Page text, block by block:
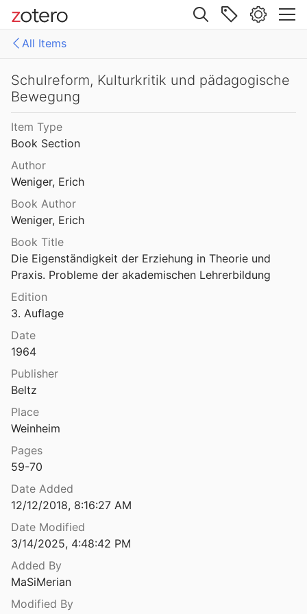
Site navigation
All Items
Gesamtausgabe (KMG)
All Items
1: Klaus Mollenhauer: Werke
3: Archivdokumente
Schulreform, Kulturkritik und pädagogische
Bewegung
Item Type
Book Section
Author
Weniger, Erich
Book Author
Weniger, Erich
Book Title
Die Eigenständigkeit der Erziehung in Theorie und
Praxis. Probleme der akademischen Lehrerbildung
Edition
3. Auflage
Date
1964
Publisher
Beltz
Place
Weinheim
Pages
59-70
Date Added
12/12/2018, 8:16:27 AM
Date Modified
3/14/2025, 4:48:42 PM
Added By
MaSiMerian
Modified By